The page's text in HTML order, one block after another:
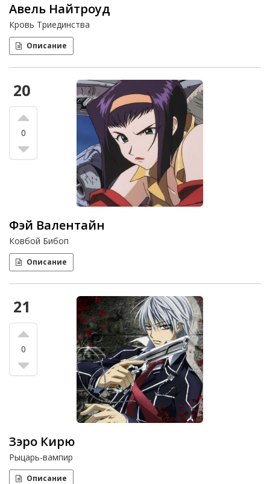
Авель Найтроуд
Кровь Триединства
Описание
20
0
Фэй Валентайн
Ковбой Бибоп
Описание
21
0
Зэро Кирю
Рыцарь-вампир
Описание